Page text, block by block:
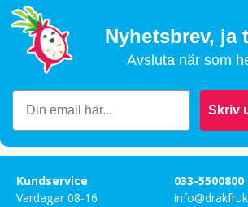
Bästa dressing som finns
Anne Wold–mars 17, 2026
Nyhetsbrev, ja
Avsluta när som
Skriv
Kundservice
Vardagar 08-16
033-5500800